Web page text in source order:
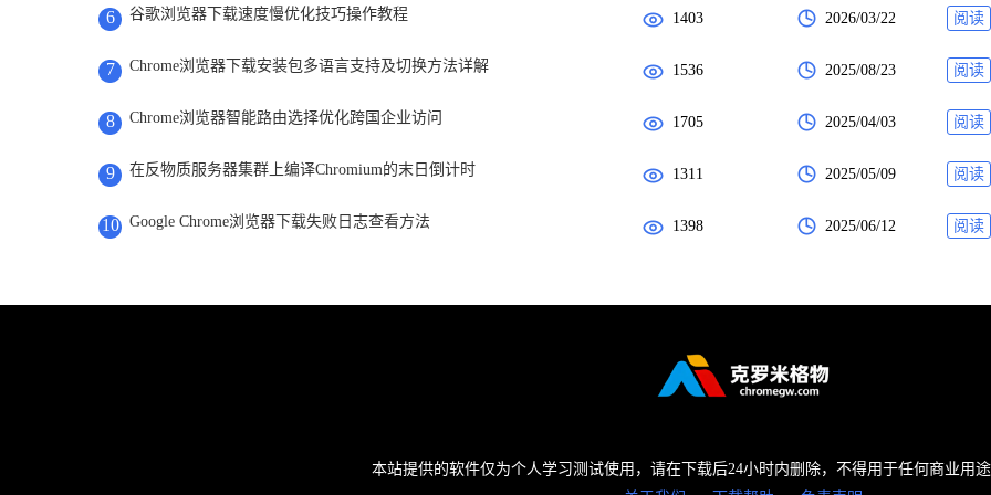
6 谷歌浏览器下载速度慢优化技巧操作教程 1403 2026/03/22 阅读
7 Chrome浏览器下载安装包多语言支持及切换方法详解 1536 2025/08/23 阅读
8 Chrome浏览器智能路由选择优化跨国企业访问 1705 2025/04/03 阅读
9 在反物质服务器集群上编译Chromium的末日倒计时 1311 2025/05/09 阅读
10 Google Chrome浏览器下载失败日志查看方法 1398 2025/06/12 阅读
本站提供的软件仅为个人学习测试使用，请在下载后24小时内删除，不得用于任何商业用途